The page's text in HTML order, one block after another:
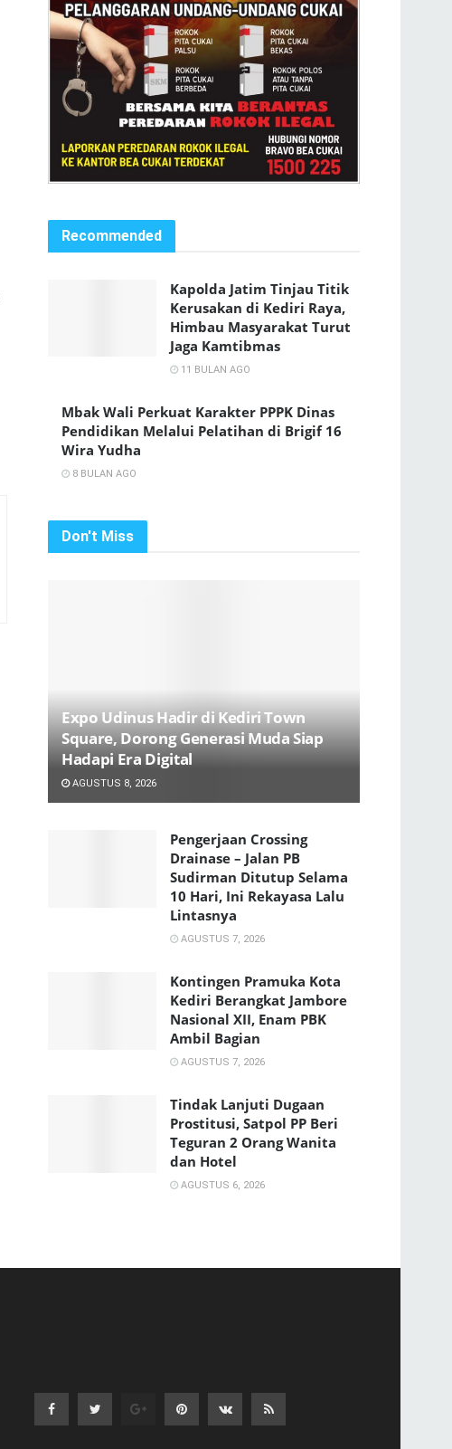
Recommended
Kapolda Jatim Tinjau Titik
Kerusakan di Kediri Raya,
Himbau Masyarakat Turut
Jaga Kamtibmas
11 BULAN AGO
Mbak Wali Perkuat Karakter PPPK Dinas
Pendidikan Melalui Pelatihan di Brigif 16
Wira Yudha
8 BULAN AGO
Don't Miss
Expo Udinus Hadir di Kediri Town
Square, Dorong Generasi Muda Siap
Hadapi Era Digital
AGUSTUS 8, 2026
Pengerjaan Crossing
Drainase – Jalan PB
Sudirman Ditutup Selama
10 Hari, Ini Rekayasa Lalu
Lintasnya
AGUSTUS 7, 2026
Kontingen Pramuka Kota
Kediri Berangkat Jambore
Nasional XII, Enam PBK
Ambil Bagian
AGUSTUS 7, 2026
Tindak Lanjuti Dugaan
Prostitusi, Satpol PP Beri
Teguran 2 Orang Wanita
dan Hotel
AGUSTUS 6, 2026